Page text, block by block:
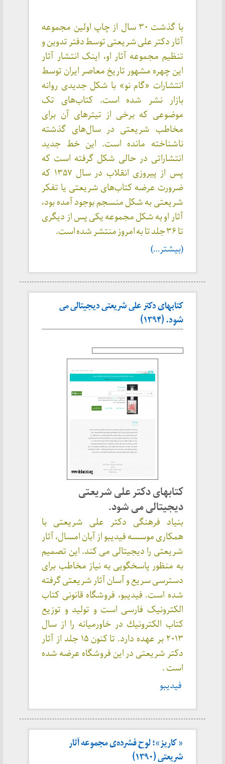
با گذشت ۳۰ سال از چاپ اولین مجموعه
آثار دکتر علی شریعتی توسط دفتر تدوین و
تنظیم مجموعه آثار او، اینک انتشار آثار
این چهره مشهور تاریخ معاصر ایران توسط
انتشارات «گام نو» با شکل جدیدی روانه
بازار نشر شده است. کتاب‌های تک
موضوعی که برخی از تیترهای آن برای
مخاطب شریعتی در سال‌های گذشته
ناشناخته مانده است. این خط جدید
انتشاراتی در حالی شکل گرفته است که
پس از پیروزی انقلاب در سال ۱۳۵۷ که
ضرورت عرضه کتاب‌های شریعتی یا تفکر
شریعتی به شکل منسجم بوجود آمده بود،
آثار او به شکل مجموعه یکی پس از دیگری
تا ۳۶ جلد تا به امروز منتشر شده است.
(بیشتر…)
کتابهای دکتر علی شریعتی دیجیتالی می
شود. (۱۳۹۴)
کتابهای دکتر علی شریعتی
دیجیتالی می شود.
بنیاد فرهنگی دکتر علی شریعتی با
همکاری موسسه فیدیبو از آبان امسال، آثار
شریعتی را دیجیتالی می کند. این تصمیم
به منظور پاسخگویی به نیاز مخاطب برای
دسترسی سریع و آسان آثار شریعتی گرفته
شده است. فیدیبو، فروشگاه قانونی کتاب
الکترونیک فارسی است و توليد و توزيع
كتاب الكترونيك در خاورميانه را از سال
۲۰۱۳ بر عهده دارد. تا کنون ۱۵ جلد از آثار
دکتر شریعتی در این فروشگاه عرضه شده
است .
فیدیبو
« کاریز»؛ لوح فشرده‌ی مجموعه آثار
شریعتی (۱۳۹۰)